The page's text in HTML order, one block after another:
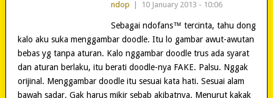
ndop 10 January 2013 - 10:06
Sebagai ndofans™ tercinta, tahu dong
kalo aku suka menggambar doodle. Itu lo gambar awut-awutan
bebas yg tanpa aturan. Kalo nggambar doodle trus ada syarat
dan aturan berlaku, itu berati doodle-nya FAKE. Palsu. Nggak
orijinal. Menggambar doodle itu sesuai kata hati. Sesuai alam
bawah sadar. Gak harus mikir sebab akibatnya. Menurut kakak